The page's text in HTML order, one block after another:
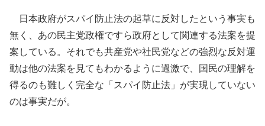
日本政府がスパイ防止法の起草に反対したという事実も
無く、あの民主党政権ですら政府として関連する法案を提
案している。それでも共産党や社民党などの強烈な反対運
動は他の法案を見てもわかるように過激で、国民の理解を
得るのも難しく完全な「スパイ防止法」が実現していない
のは事実だが。